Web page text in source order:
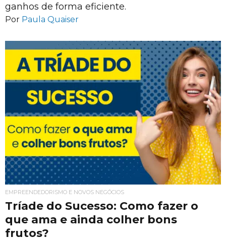
ganhos de forma eficiente.
Por Paula Quaiser
EMPREENDEDORISMO E NOVOS NEGÓCIOS
Tríade do Sucesso: Como fazer o
que ama e ainda colher bons
frutos?